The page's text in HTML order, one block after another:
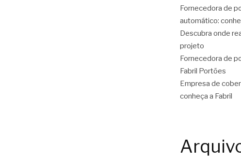
Fornecedora de
automático:
Descubra onde
projeto
Fornecedora de
Fabril Portões
Empresa de
conheça a Fabril